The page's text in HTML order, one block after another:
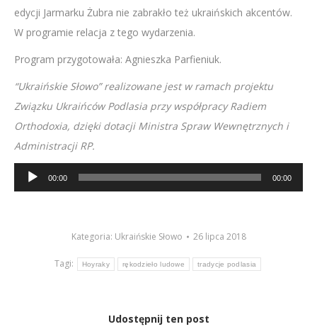
edycji Jarmarku Żubra nie zabrakło też ukraińskich akcentów.
W programie relacja z tego wydarzenia.
Program przygotowała: Agnieszka Parfieniuk.
“Ukraińskie Słowo” realizowane jest w ramach projektu
Związku Ukraińców Podlasia przy współpracy Radiem
Orthodoxia, dzięki dotacji Ministra Spraw Wewnętrznych i
Administracji RP.
Odtwarzacz
plików
00:00 00:00
Kategoria: Ukraińskie Słowo 26 lipca 2018
Tagi: Hoyraky rękodzieło ludowe tradycje podlasia
Udostępnij ten post